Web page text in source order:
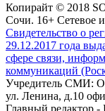
Копирайт © 2018
Сочи. 16+ Сетевое
Свидетельство о
29.12.2017 года
сфере связи,
коммуникаций
Учредитель СМИ:
ул. Ленина, д.10
Главный редактор -